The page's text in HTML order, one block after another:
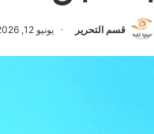
قسم التحرير يونيو 12, 2026